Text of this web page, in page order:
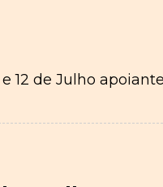
e 12 de Julho